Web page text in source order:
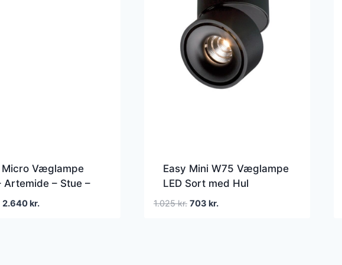
Micro Væglampe
Artemide – Stue –
– Metal – Med én
Den
2.640kr.Den
Easy Mini W75 Væglampe
LED Sort med Hul
1.025kr. Den
703 kr.Den